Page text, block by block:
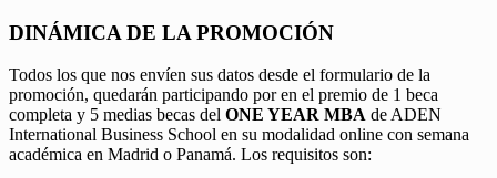
DINÁMICA DE LA PROMOCIÓN
Todos los que nos envíen sus datos desde el formulario de la
promoción, quedarán participando por en el premio de 1 beca
completa y 5 medias becas del ONE YEAR MBA de ADEN
International Business School en su modalidad online con semana
académica en Madrid o Panamá. Los requisitos son: